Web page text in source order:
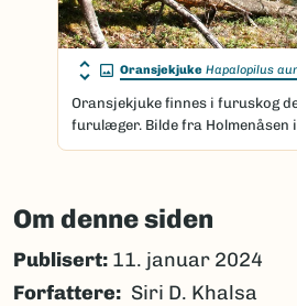
Oransjekjuke Hapalopilus
Oransjekjuke finnes i furuskog
furulæger. Bilde fra Holmenåsen
Om denne siden
Publisert: 11. januar 2024
Forfattere
Siri D. Khalsa